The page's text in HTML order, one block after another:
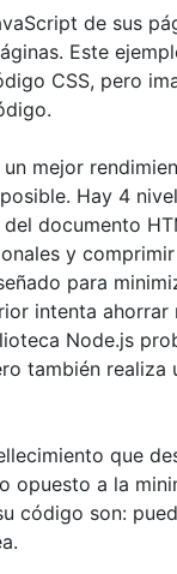
de sus
Este
CSS, pero
mejor
Hay 4
documento
y
para
intenta
Node.js
también
que
opuesto a la
código son: